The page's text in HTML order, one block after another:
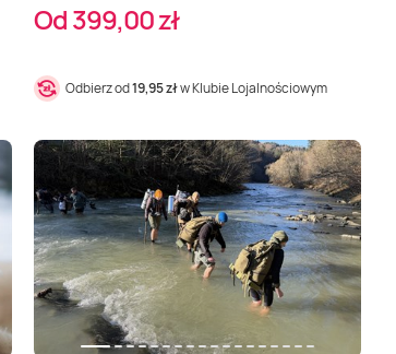
Od 399,00 zł
Odbierz od19,95 złw Klubie Lojalnościowym